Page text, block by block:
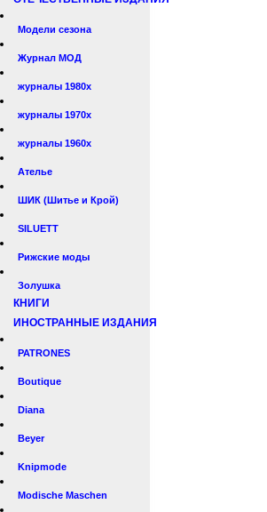
Модели сезона
Журнал МОД
журналы 1980х
журналы 1970х
журналы 1960х
Ателье
ШИК (Шитье и Крой)
SILUETT
Рижские моды
Золушка
КНИГИ
ИНОСТРАННЫЕ ИЗДАНИЯ
PATRONES
Boutique
Diana
Beyer
Knipmode
Modische Maschen